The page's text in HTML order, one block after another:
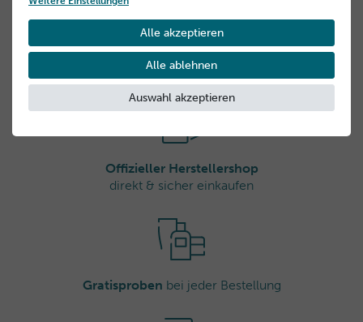
Tonicund die passende Pflege verwenden.
Glyceryl Cocoate, Parfum (Fragrance), Chlorphenesin,
Laureth-2, Ethylhexylglycerin, Citric Acid, Maltodextrin,
Glycerin, Sorbitol, Lecithin, Xanthan Gum, Caprylyl Glycol,
Glyceryl Caprylate, Phenylpropanol, Oleic Acid, CI 77491
(Iron Oxides)
Laboratoires BLC Thalgo Cosmetic S.A.
83520 Roquebrune sur Argens, Frankreich Domaine
des Châtaigniers 00,
Laboratoires BLC Thalgo Cosmetic S.A.
Domaine des Châtaigniers 00, 83520 Roquebrune sur
Argens, Frankreich
Verwandte Produkte
Offizieller Herstellershop
direkt & sicher einkaufen
Gratisproben bei jeder Bestellung
Alle akzeptieren
Alle ablehnen
Auswahl akzeptieren